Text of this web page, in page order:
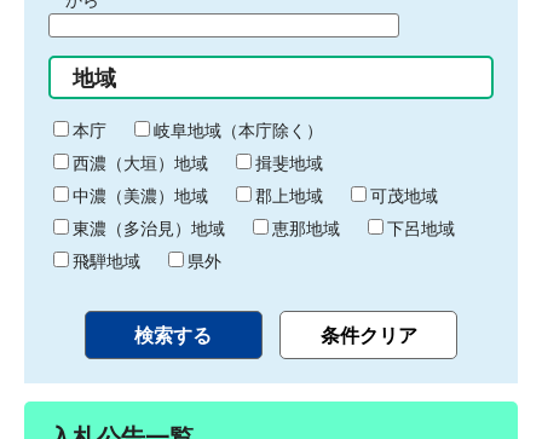
始
り
間
終
わ
り
地域
本庁
岐阜地域（本庁除く）
西濃（大垣）地域
揖斐地域
中濃（美濃）地域
郡上地域
可茂地域
東濃（多治見）地域
恵那地域
下呂地域
飛騨地域
県外